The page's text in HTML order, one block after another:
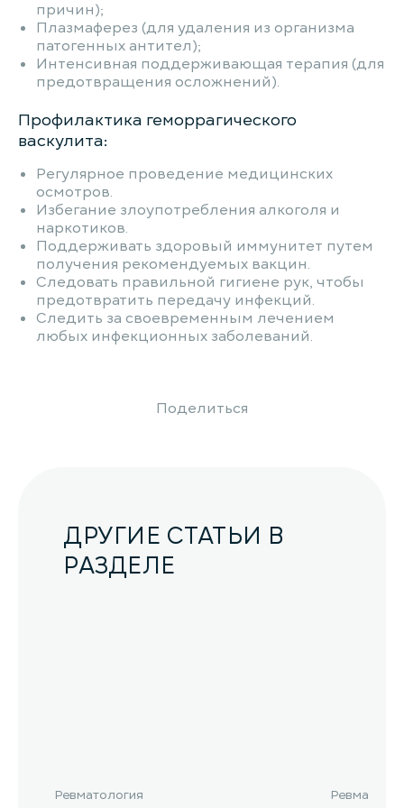
причин);
Плазмаферез (для удаления из организма
патогенных антител);
Интенсивная поддерживающая терапия (для
предотвращения осложнений).
Профилактика геморрагического
васкулита:
Регулярное проведение медицинских
осмотров.
Избегание злоупотребления алкоголя и
наркотиков.
Поддерживать здоровый иммунитет путем
получения рекомендуемых вакцин.
Следовать правильной гигиене рук, чтобы
предотвратить передачу инфекций.
Следить за своевременным лечением
любых инфекционных заболеваний.
Поделиться
ДРУГИЕ СТАТЬИ В
РАЗДЕЛЕ
Ревматология